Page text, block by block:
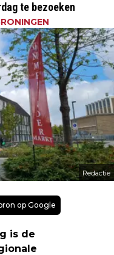
te bezoeken
Redactie
op Google
is de